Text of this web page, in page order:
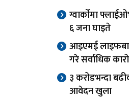
ग्वार्काेमा
६ जना घाइते
आइएमई
गरे सर्वाधिक
३ करोडभन्दा
आवेदन खुला